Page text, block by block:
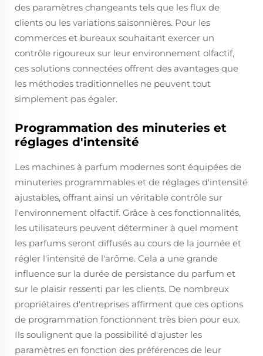
des paramètres changeants tels que les flux de
clients ou les variations saisonnières. Pour les
commerces et bureaux souhaitant exercer un
contrôle rigoureux sur leur environnement olfactif,
ces solutions connectées offrent des avantages que
les méthodes traditionnelles ne peuvent tout
simplement pas égaler.
Programmation des minuteries et
réglages d'intensité
Les machines à parfum modernes sont équipées de
minuteries programmables et de réglages d'intensité
ajustables, offrant ainsi un véritable contrôle sur
l'environnement olfactif. Grâce à ces fonctionnalités,
les utilisateurs peuvent déterminer à quel moment
les parfums seront diffusés au cours de la journée et
régler l'intensité de l'arôme. Cela a une grande
influence sur la durée de persistance du parfum et
sur le plaisir ressenti par les clients. De nombreux
propriétaires d'entreprises affirment que ces options
de programmation fonctionnent très bien pour eux.
Ils soulignent que la possibilité d'ajuster les
paramètres en fonction des préférences de leur